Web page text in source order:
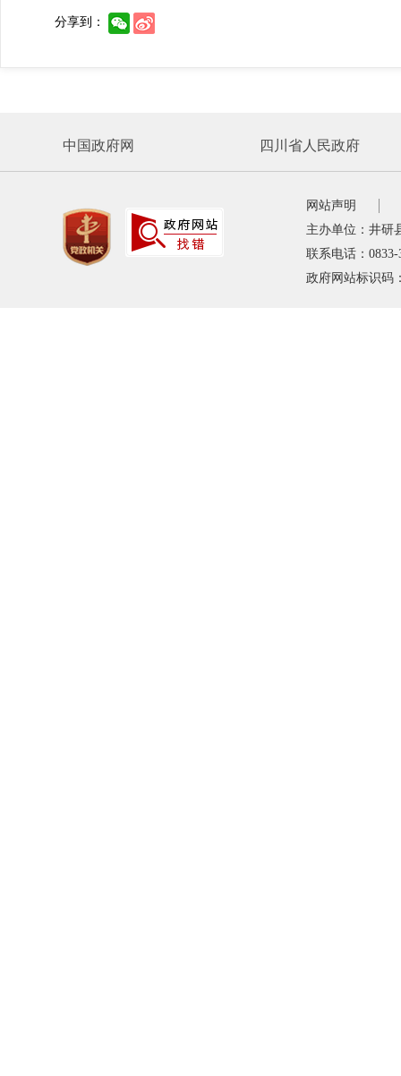
分享到：
中国政府网 四川省人民政府
网站声明
主办单位：井研
联系电话：
政府网站标识码